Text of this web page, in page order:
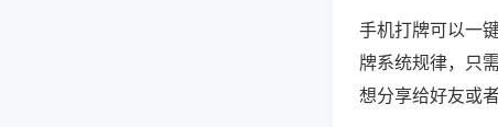
手机打牌可以一
牌系统规律，只
想分享给好友或